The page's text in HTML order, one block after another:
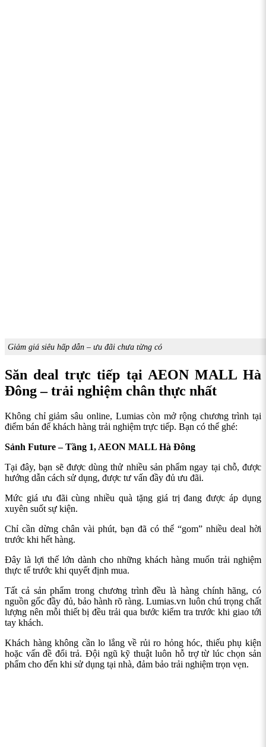
Giảm giá siêu hấp dẫn – ưu đãi chưa từng có
Săn deal trực tiếp tại AEON MALL Hà
Đông – trải nghiệm chân thực nhất
Không chỉ giảm sâu online, Lumias còn mở rộng chương trình tại
điểm bán để khách hàng trải nghiệm trực tiếp. Bạn có thể ghé:
Sảnh Future – Tầng 1, AEON MALL Hà Đông
Tại đây, bạn sẽ được dùng thử nhiều sản phẩm ngay tại chỗ, được
hướng dẫn cách sử dụng, được tư vấn đầy đủ ưu đãi.
Mức giá ưu đãi cùng nhiều quà tặng giá trị đang được áp dụng
xuyên suốt sự kiện.
Chỉ cần dừng chân vài phút, bạn đã có thể “gom” nhiều deal hời
trước khi hết hàng.
Đây là lợi thế lớn dành cho những khách hàng muốn trải nghiệm
thực tế trước khi quyết định mua.
Tất cả sản phẩm trong chương trình đều là hàng chính hãng, có
nguồn gốc đầy đủ, bảo hành rõ ràng. Lumias.vn luôn chú trọng chất
lượng nên mỗi thiết bị đều trải qua bước kiểm tra trước khi giao tới
tay khách.
Khách hàng không cần lo lắng về rủi ro hỏng hóc, thiếu phụ kiện
hoặc vấn đề đổi trả. Đội ngũ kỹ thuật luôn hỗ trợ từ lúc chọn sản
phẩm cho đến khi sử dụng tại nhà, đảm bảo trải nghiệm trọn vẹn.